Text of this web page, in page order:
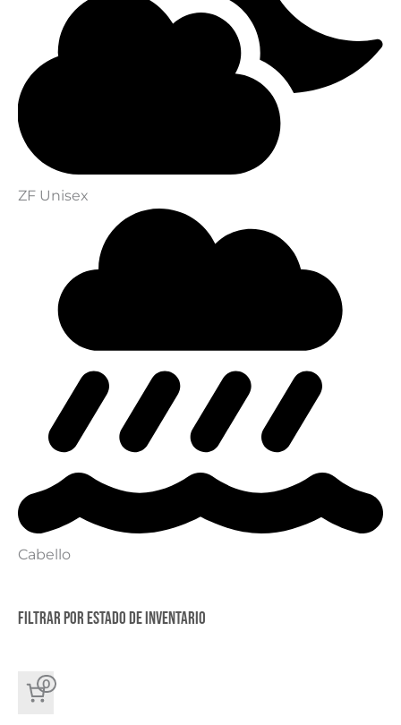
ZF Unisex
Cabello
Filtrar por estado de inventario
0